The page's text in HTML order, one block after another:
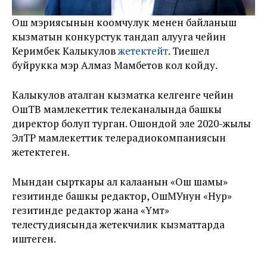
Ош мэриясынын коомчулук менен байланыш
кызматын конкурстук тандап алууга чейин
Керимбек Калыкуловжетектейт. Тиешелүү
буйрукка мэр Алмаз Мамбетов кол койду.
Калыкулов аталган кызматка келгенге чейин
ОшТВ мамлекеттик телеканалында башкы
директор болуп турган. Ошондой эле 2020-жылы
ЭлТР мамлекеттик телерадиокомпаниясын
жетектеген.
Мындан сырткары ал калаанын «Ош шамы»
гезитинде башкы редактор, ОшМУнун «Нур»
гезитинде редактор жана «Үмүт»
телестудиясында жетекчилик кызматтарда
иштеген.